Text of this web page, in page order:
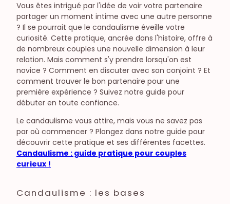
Open relaties
Vous êtes intrigué par l'idée de voir votre partenaire
partager un moment intime avec une autre personne
? Il se pourrait que le candaulisme éveille votre
curiosité. Cette pratique, ancrée dans l'histoire, offre à
de nombreux couples une nouvelle dimension à leur
relation. Mais comment s'y prendre lorsqu'on est
novice ? Comment en discuter avec son conjoint ? Et
comment trouver le bon partenaire pour une
première expérience ? Suivez notre guide pour
débuter en toute confiance.
Le candaulisme vous attire, mais vous ne savez pas
par où commencer ? Plongez dans notre guide pour
découvrir cette pratique et ses différentes facettes.
Candaulisme : guide pratique pour couples
curieux !
Candaulisme : les bases